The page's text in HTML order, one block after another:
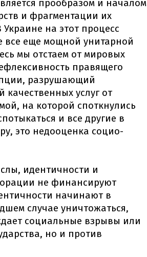
прообразом и началом
и фрагментации их
на этот процесс
все еще мощной унитарной
мы отстаем от мировых
правящего
разрушающий
услуг от
на которой споткнулись
и все другие в
это недооценка социо-
идентичности и
не финансируют
начинают в
случае уничтожаться,
социальные взрывы или
но и против